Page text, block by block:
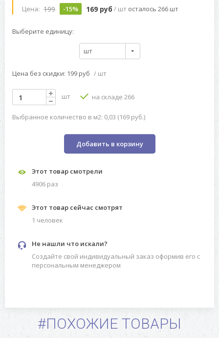
Цена: 199 -15% 169 руб / шт осталось 266 шт
Выберите единицу:
шт
Цена без скидки: 199 руб / шт
шт на складе 266
Выбранное количество в м2: 0,03 (169 руб.)
Добавить в корзину
Этот товар смотрели
4906 раз
Этот товар сейчас смотрят
1 человек
Не нашли что искали?
Создайте свой индивидуальный заказ оформив его с
персональным менеджером
#ПОХОЖИЕ ТОВАРЫ